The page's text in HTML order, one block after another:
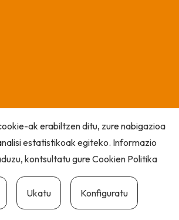
ak erabiltzen ditu, zure nabigazioa
estatistikoak egiteko. Informazio
kontsultatu gureCookien Politika
Ukatu Konfiguratu